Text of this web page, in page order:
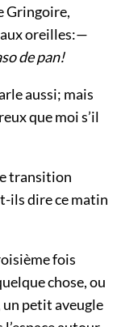
Gringoire,
oreilles:—
de pan!
aussi; mais
que moi s’il
transition
ils dire ce matin
fois
chose, ou
un petit aveugle